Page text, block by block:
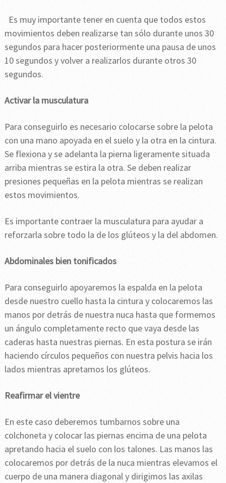
Es muy importante tener en cuenta que todos estos
movimientos deben realizarse tan sólo durante unos 30
segundos para hacer posteriormente una pausa de unos
10 segundos y volver a realizarlos durante otros 30
segundos.
Activar la musculatura
Para conseguirlo es necesario colocarse sobre la pelota
con una mano apoyada en el suelo y la otra en la cintura.
Se flexiona y se adelanta la pierna ligeramente situada
arriba mientras se estira la otra. Se deben realizar
presiones pequeñas en la pelota mientras se realizan
estos movimientos.
Es importante contraer la musculatura para ayudar a
reforzarla sobre todo la de los glúteos y la del abdomen.
Abdominales bien tonificados
Para conseguirlo apoyaremos la espalda en la pelota
desde nuestro cuello hasta la cintura y colocaremos las
manos por detrás de nuestra nuca hasta que formemos
un ángulo completamente recto que vaya desde las
caderas hasta nuestras piernas. En esta postura se irán
haciendo círculos pequeños con nuestra pelvis hacia los
lados mientras apretamos los glúteos.
Reafirmar el vientre
En este caso deberemos tumbarnos sobre una
colchoneta y colocar las piernas encima de una pelota
apretando hacia el suelo con los talones. Las manos las
colocaremos por detrás de la nuca mientras elevamos el
cuerpo de una manera diagonal y dirigimos las axilas